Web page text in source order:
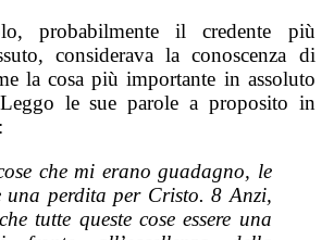
probabilmente il credente più
considerava la conoscenza di
la cosa più importante in assoluto
le sue parole a proposito in
che mi erano guadagno, le
una perdita per Cristo. 8 Anzi,
tutte queste cose essere una